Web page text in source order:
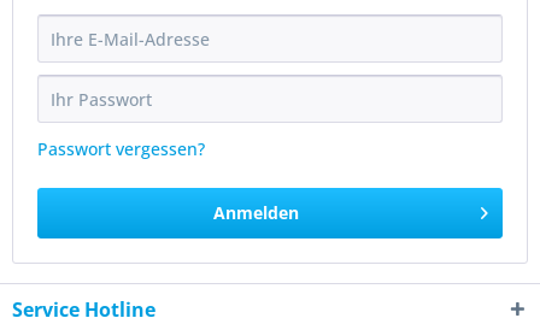
Passwort vergessen?
Anmelden
Service Hotline